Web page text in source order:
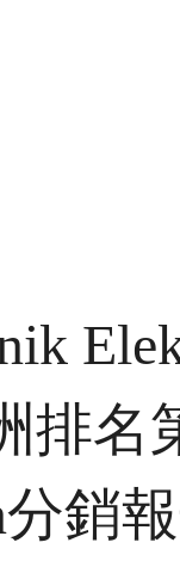
排
分銷